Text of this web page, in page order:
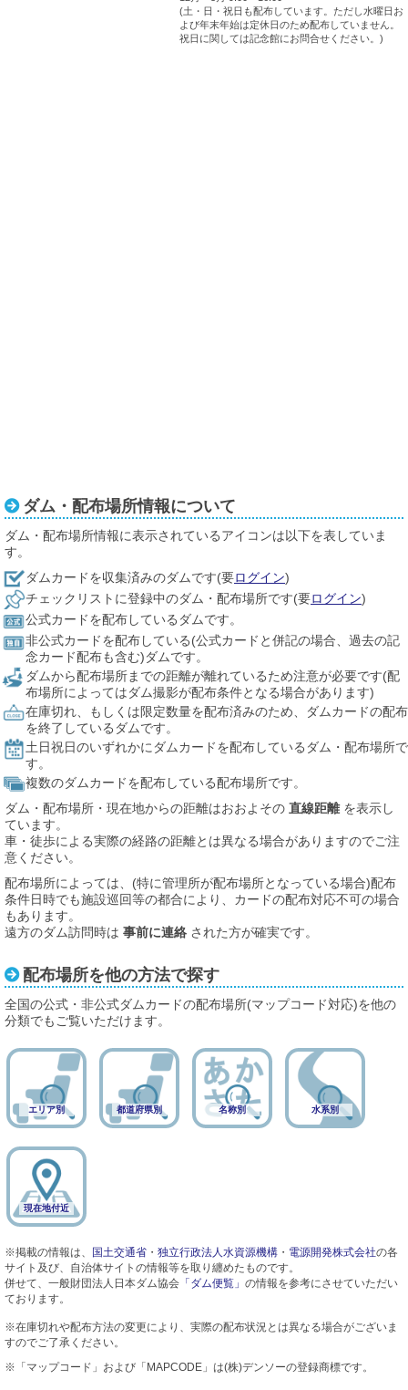
(土・日・祝日も配布しています。ただし水曜日お
よび年末年始は定休日のため配布していません。
祝日に関しては記念館にお問合せください。)
ダム・配布場所情報について
ダム・配布場所情報に表示されているアイコンは以下を表していま
す。
ダムカードを収集済みのダムです(要ログイン)
チェックリストに登録中のダム・配布場所です(要ログイン)
公式カードを配布しているダムです。
非公式カードを配布している(公式カードと併記の場合、過去の記
念カード配布も含む)ダムです。
ダムから配布場所までの距離が離れているため注意が必要です(配
布場所によってはダム撮影が配布条件となる場合があります)
在庫切れ、もしくは限定数量を配布済みのため、ダムカードの配布
を終了しているダムです。
土日祝日のいずれかにダムカードを配布しているダム・配布場所で
す。
複数のダムカードを配布している配布場所です。
ダム・配布場所・現在地からの距離はおおよその 直線距離を表示し
ています。
車・徒歩による実際の経路の距離とは異なる場合がありますのでご注
意ください。
配布場所によっては、(特に管理所が配布場所となっている場合)配布
条件日時でも施設巡回等の都合により、カードの配布対応不可の場合
もあります。
遠方のダム訪問時は 事前に連絡 された方が確実です。
配布場所を他の方法で探す
全国の公式・非公式ダムカードの配布場所(マップコード対応)を他の
分類でもご覧いただけます。
エリア別 都道府県別 名称別 水系別
現在地付近
※掲載の情報は、 国土交通省 ・ 独立行政法人水資源機構 ・ 電源開発株式会社の各
サイト及び、自治体サイトの情報等を取り纏めたものです。
併せて、一般財団法人日本ダム協会 「ダム便覧」 の情報を参考にさせていただい
ております。
※在庫切れや配布方法の変更により、実際の配布状況とは異なる場合がございま
すのでご了承ください。
※「マップコード」および「MAPCODE」は(株)デンソーの登録商標です。